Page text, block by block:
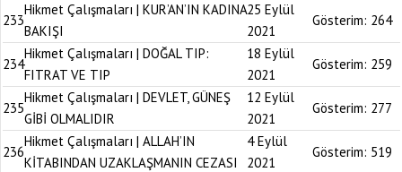
233
Hikmet Çalışmaları | KUR’AN’IN KADINA
BAKIŞI
25 Eylül
2021
Gösterim: 264
234
Hikmet Çalışmaları | DOĞAL TIP:
FITRAT VE TIP
18 Eylül
2021
Gösterim: 259
235
Hikmet Çalışmaları | DEVLET, GÜNEŞ
GİBİ OLMALIDIR
12 Eylül
2021
Gösterim: 277
236
Hikmet Çalışmaları | ALLAH’IN
KİTABINDAN UZAKLAŞMANIN CEZASI
4 Eylül
2021
Gösterim: 519